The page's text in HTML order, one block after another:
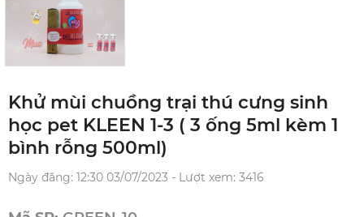
Khử mùi chuồng trại thú cưng sinh
học pet KLEEN 1-3 ( 3 ống 5ml kèm 1
bình rỗng 500ml)
Ngày đăng: 12:30 03/07/2023 - Lượt xem: 3416